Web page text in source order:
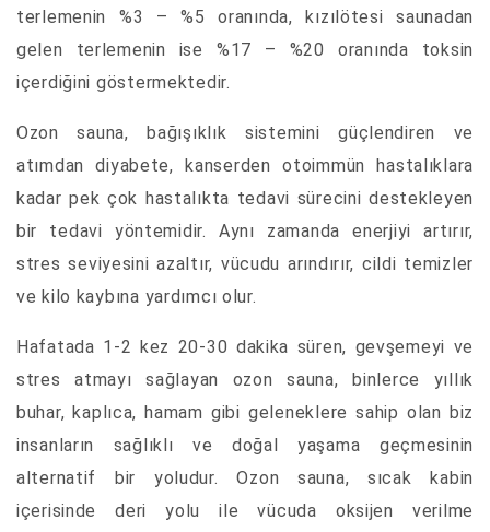
terlemenin %3 – %5 oranında, kızılötesi saunadan
gelen terlemenin ise %17 – %20 oranında toksin
içerdiğini göstermektedir.
Ozon sauna, bağışıklık sistemini güçlendiren ve
atımdan diyabete, kanserden otoimmün hastalıklara
kadar pek çok hastalıkta tedavi sürecini destekleyen
bir tedavi yöntemidir. Aynı zamanda enerjiyi artırır,
stres seviyesini azaltır, vücudu arındırır, cildi temizler
ve kilo kaybına yardımcı olur.
Hafatada 1-2 kez 20-30 dakika süren, gevşemeyi ve
stres atmayı sağlayan ozon sauna, binlerce yıllık
buhar, kaplıca, hamam gibi geleneklere sahip olan biz
insanların sağlıklı ve doğal yaşama geçmesinin
alternatif bir yoludur. Ozon sauna, sıcak kabin
içerisinde deri yolu ile vücuda oksijen verilme